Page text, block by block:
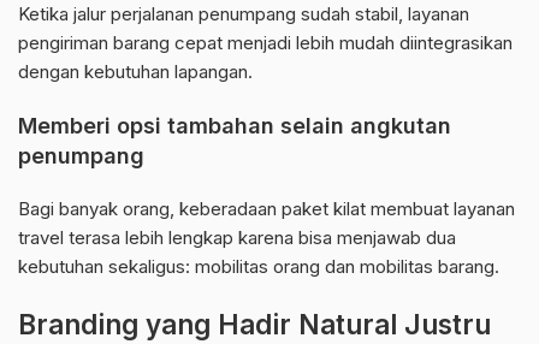
Ketika jalur perjalanan penumpang sudah stabil, layanan
pengiriman barang cepat menjadi lebih mudah diintegrasikan
dengan kebutuhan lapangan.
Memberi opsi tambahan selain angkutan
penumpang
Bagi banyak orang, keberadaan paket kilat membuat layanan
travel terasa lebih lengkap karena bisa menjawab dua
kebutuhan sekaligus: mobilitas orang dan mobilitas barang.
Branding yang Hadir Natural Justru